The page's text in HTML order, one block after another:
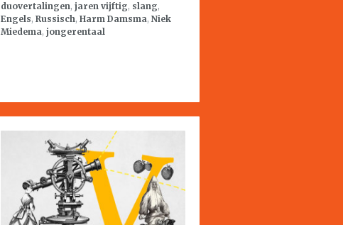
duovertalingen, jaren vijftig, slang,
Engels, Russisch, Harm Damsma, Niek
Miedema, jongerentaal